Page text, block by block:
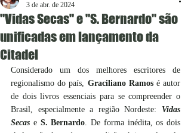
"Vidas Secas" e "S. Bernardo" são
unificadas em lançamento da
Citadel
3 de abr. de 2024
Considerado um dos melhores escritores de
regionalismo do país, Graciliano Ramos é autor
de dois livros essenciais para se compreender o
Brasil, especialmente a região Nordeste: Vidas
Secas e S. Bernardo. De forma inédita, os dois